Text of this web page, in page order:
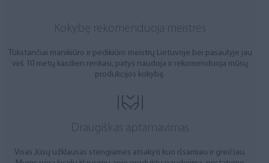
Kokybę rekomenduoja meistrės
Tūkstančiai manikiūro ir pedikiūro meistrų Lietuvoje bei pasaulyje jau
virš 10 metų kasdien renkasi, patys naudoja ir rekomenduoja mūsų
produkcijos kokybę.
Draugiškas aptarnavimas
Visas Jūsų užklausas stengiamės atsakyti kuo išsamiau ir greičiau.